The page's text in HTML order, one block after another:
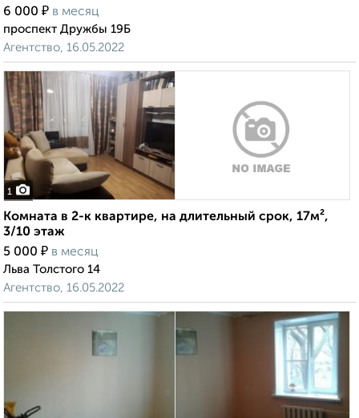
6 000 ₽ в месяц
проспект Дружбы 19Б
Агентство, 16.05.2022
1
Комната в 2-к квартире, на длительный срок, 17м²,
3/10 этаж
5 000 ₽ в месяц
Льва Толстого 14
Агентство, 16.05.2022